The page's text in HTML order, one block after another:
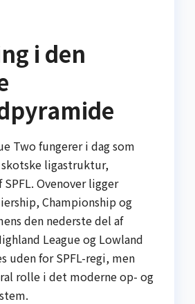
i den
Two fungerer i dag som
liga­struktur,
Ovenover ligger
Championship og
den nederste del af
League og Lowland
uden for SPFL-regi, men
rolle i det moderne op- og